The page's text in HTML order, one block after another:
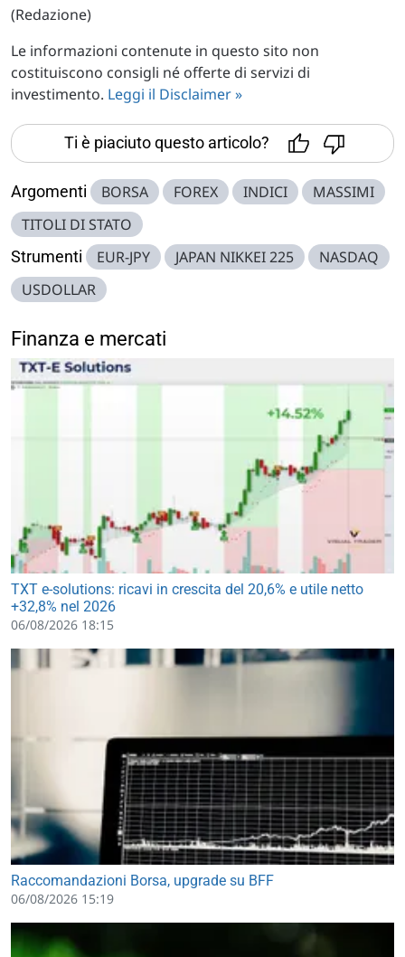
(Redazione)
Le informazioni contenute in questo sito non
costituiscono consigli né offerte di servizi di
investimento. Leggi il Disclaimer »
Ti è piaciuto questo articolo?
Argomenti BORSA FOREX INDICI
MASSIMI
TITOLI DI STATO
Strumenti EUR-JPY JAPAN NIKKEI 225
NASDAQ
USDOLLAR
Finanza e mercati
TXT e-solutions: ricavi in crescita del 20,6% e utile netto
+32,8% nel 2026
06/08/2026 18:15
Raccomandazioni Borsa, upgrade su BFF
06/08/2026 15:19